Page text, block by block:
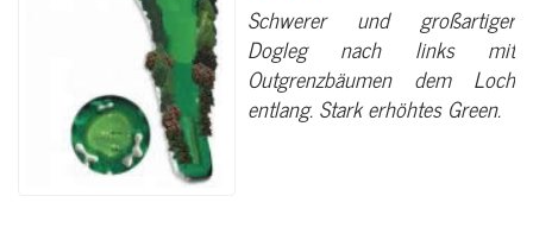
Schwerer und großartiger
Dogleg nach links mit
Outgrenzbäumen dem Loch
entlang. Stark erhöhtes Green.